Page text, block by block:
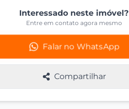
Interessado neste imóvel?
Entre em contato agora mesmo
Falar no WhatsApp
Compartilhar